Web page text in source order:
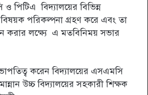
পিটিএ বিদ্যালয়ের বিভিন্ন
পরিকল্পনা গ্রহণ করে এবং তা
করার লক্ষ্যে এ মতবিনিময় সভার
করেন বিদ্যালয়ের এসএমসি
উচ্চ বিদ্যালয়ের সহকারী শিক্ষক